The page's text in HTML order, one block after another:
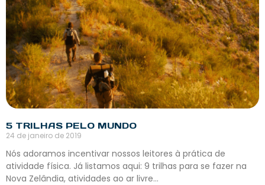
5 TRILHAS PELO MUNDO
24 de janeiro de 2019
Nós adoramos incentivar nossos leitores à prática de
atividade física. Já listamos aqui: 9 trilhas para se fazer na
Nova Zelândia, atividades ao ar livre…